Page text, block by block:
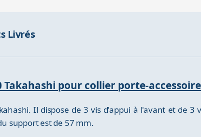
Livrés
pour collier porte-
Il dispose de 3 vis d'appui à l'avant et de 3
support est de 57 mm.